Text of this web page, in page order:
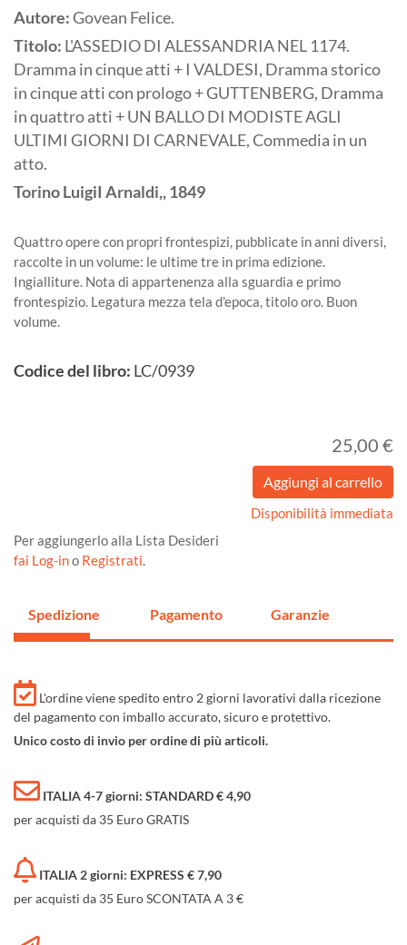
Autore:Govean Felice.
Titolo: L'ASSEDIO DI ALESSANDRIA NEL 1174.
Dramma in cinque atti + I VALDESI, Dramma storico
in cinque atti con prologo + GUTTENBERG, Dramma
in quattro atti + UN BALLO DI MODISTE AGLI
ULTIMI GIORNI DI CARNEVALE, Commedia in un
atto.
TorinoLuigiI Arnaldi,,1849
Quattro opere con propri frontespizi, pubblicate in anni diversi,
raccolte in un volume: le ultime tre in prima edizione.
Ingialliture. Nota di appartenenza alla sguardia e primo
frontespizio. Legatura mezza tela d'epoca, titolo oro. Buon
volume.
Codice del libro: LC/0939
25,00 €
Disponibilità immediata
Per aggiungerlo alla Lista Desideri
fai Log-ino Registrati.
Spedizione Pagamento Garanzie
L'ordine viene spedito entro 2 giorni lavorativi dalla ricezione
del pagamento con imballo accurato, sicuro e protettivo.
Unico costo di invio per ordine di più articoli.
ITALIA 4-7 giorni: STANDARD € 4,90
per acquisti da 35 Euro GRATIS
ITALIA 2 giorni: EXPRESS € 7,90
per acquisti da 35 Euro SCONTATA A 3 €